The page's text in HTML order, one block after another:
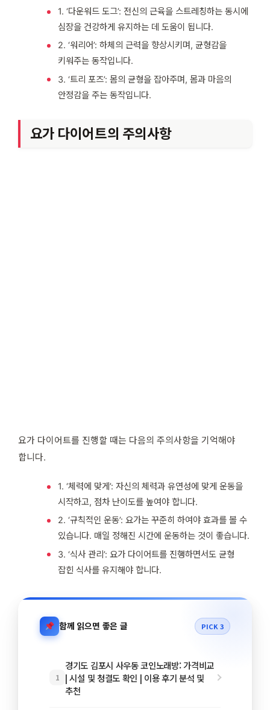
1. ‘다운워드 도그’: 전신의 근육을 스트레칭하는 동시에
심장을 건강하게 유지하는 데 도움이 됩니다.
2. ‘워리어’: 하체의 근력을 향상시키며, 균형감을
키워주는 동작입니다.
3. ‘트리 포즈’: 몸의 균형을 잡아주며, 몸과 마음의
안정감을 주는 동작입니다.
요가 다이어트의 주의사항
요가 다이어트를 진행할 때는 다음의 주의사항을 기억해야
합니다.
1. ‘체력에 맞게’: 자신의 체력과 유연성에 맞게 운동을
시작하고, 점차 난이도를 높여야 합니다.
2. ‘규칙적인 운동’: 요가는 꾸준히 하여야 효과를 볼 수
있습니다. 매일 정해진 시간에 운동하는 것이 좋습니다.
3. ‘식사 관리’: 요가 다이어트를 진행하면서도 균형
잡힌 식사를 유지해야 합니다.
함께 읽으면 좋은 글 PICK 3
1
경기도 김포시 사우동 코인노래방: 가격비교
| 시설 및 청결도 확인 | 이용 후기 분석 및
추천